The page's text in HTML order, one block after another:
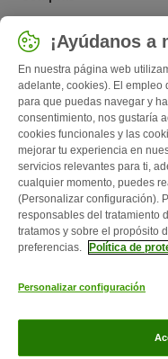
Seleccionar país
España / ES
Follow zooplus
Quiénes somos Empleo
Contacto
Gastos de envío
¡Ayúdanos a
En nuestra página web
adelante, cookies). El empleo
para que puedas navegar y
consentimiento, nos gustaría
cookies funcionales y las
mejorar tu experiencia en
servicios relevantes para ti,
cualquier momento, puedes
(Personalizar configuración).
responsables del tratamiento
tratamos y sobre el propósito
preferencias.
Política de
Personalizar configuración